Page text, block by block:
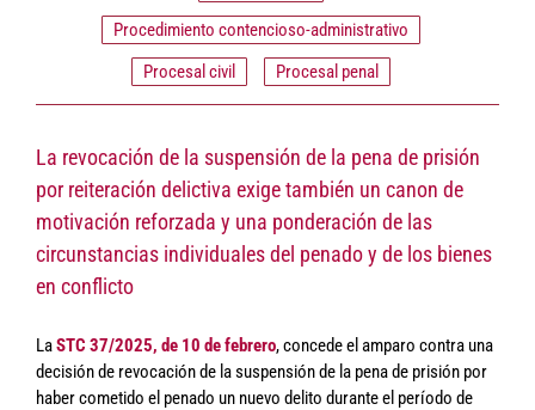
Procedimiento contencioso-administrativo
Procesal civil
Procesal penal
La revocación de la suspensión de la pena de prisión
por reiteración delictiva exige también un canon de
motivación reforzada y una ponderación de las
circunstancias individuales del penado y de los bienes
en conflicto
LaSTC 37/2025, de 10 de febrero, concede el amparo contra una
decisión de revocación de la suspensión de la pena de prisión por
haber cometido el penado un nuevo delito durante el período de